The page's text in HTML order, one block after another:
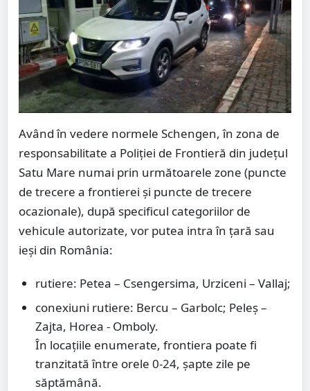
Având în vedere normele Schengen, în zona de
responsabilitate a Poliției de Frontieră din județul
Satu Mare numai prin următoarele zone (puncte
de trecere a frontierei și puncte de trecere
ocazionale), după specificul categoriilor de
vehicule autorizate, vor putea intra în țară sau
ieși din România:
rutiere: Petea – Csengersima, Urziceni – Vallaj;
conexiuni rutiere: Bercu – Garbolc; Peleș –
Zajta, Horea - Omboly.
În locațiile enumerate, frontiera poate fi
tranzitată între orele 0-24, șapte zile pe
săptămână.